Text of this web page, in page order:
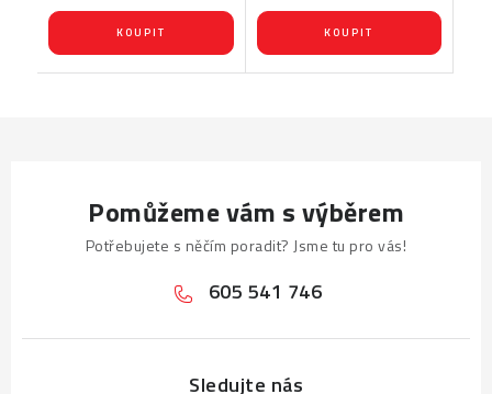
Pomůžeme vám s výběrem
Potřebujete s něčím poradit? Jsme tu pro vás!
605 541 746